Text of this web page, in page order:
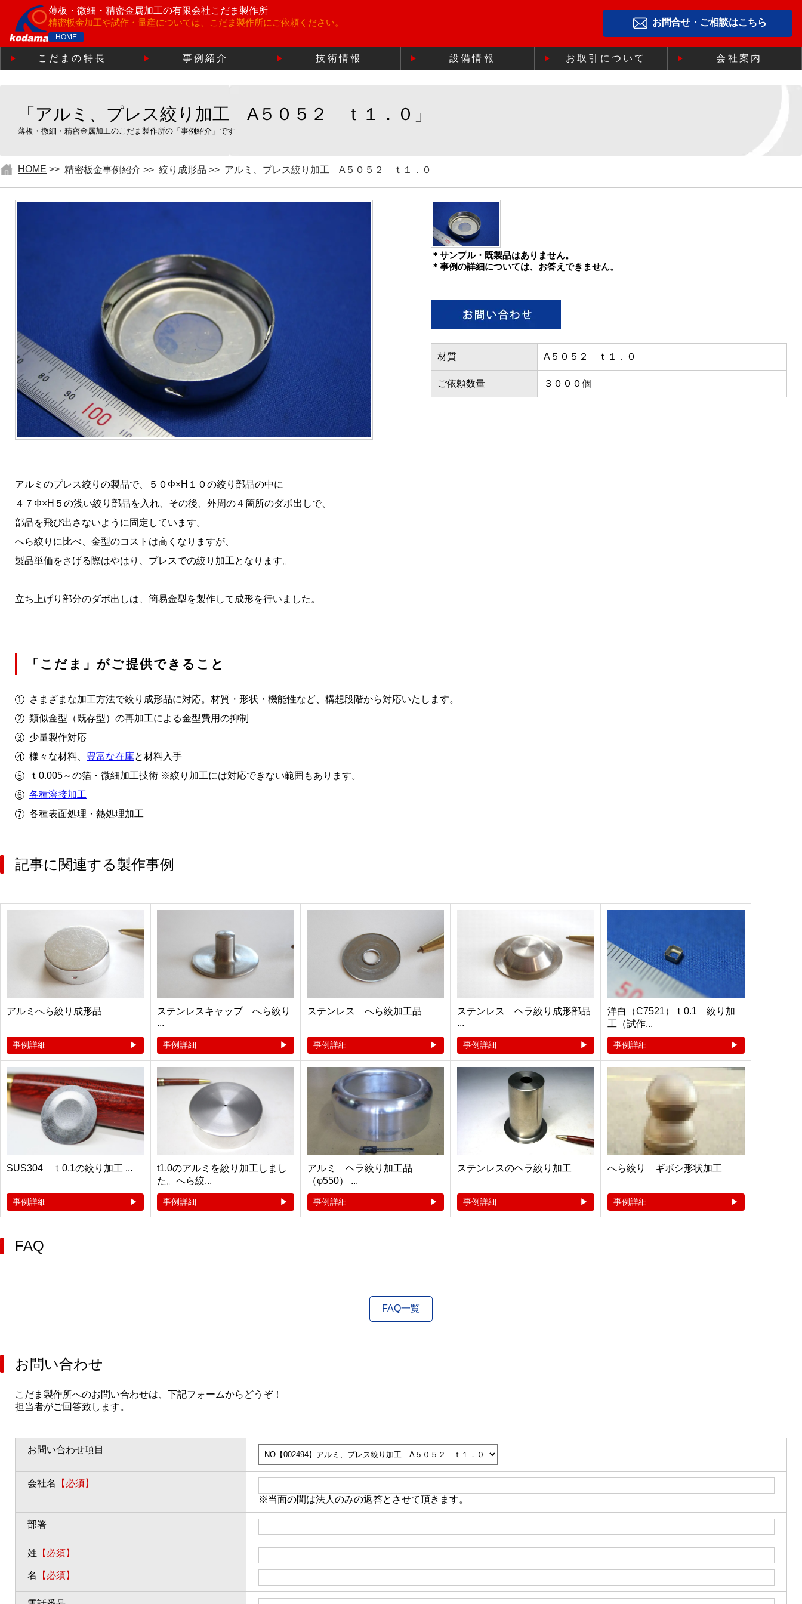
薄板・微細・精密金属加工の有限会社こだま製作所
精密板金加工や試作・量産については、こだま製作所にご依頼ください。
HOME
お問合せ・ご相談はこちら
こだまの特長 事例紹介 技術情報 設備情報 お取引について 会社案内
「アルミ、プレス絞り加工 A５０５２ ｔ１．０」
薄板・微細・精密金属加工のこだま製作所の「事例紹介」です
HOME >> 精密板金事例紹介 >> 絞り成形品 >> アルミ、プレス絞り加工 A５０５２ ｔ１．０
＊サンプル・既製品はありません。
＊事例の詳細については、お答えできません。
材質 A５０５２ ｔ１．０
ご依頼数量 ３０００個
アルミのプレス絞りの製品で、５０Φ×H１０の絞り部品の中に
４７Φ×H５の浅い絞り部品を入れ、その後、外周の４箇所のダボ出しで、
部品を飛び出さないように固定しています。
へら絞りに比べ、金型のコストは高くなりますが、
製品単価をさげる際はやはり、プレスでの絞り加工となります。
立ち上げり部分のダボ出しは、簡易金型を製作して成形を行いました。
「こだま」がご提供できること
さまざまな加工方法で絞り成形品に対応。材質・形状・機能性など、構想段階から対応いたします。
類似金型（既存型）の再加工による金型費用の抑制
少量製作対応
様々な材料、 豊富な在庫と材料入手
ｔ0.005～の箔・微細加工技術 ※絞り加工には対応できない範囲もあります。
各種溶接加工
各種表面処理・熱処理加工
記事に関連する製作事例
アルミへら絞り成形品
事例詳細
ステンレスキャップ へら絞り
...
事例詳細
ステンレス へら絞加工品
事例詳細
ステンレス ヘラ絞り成形部品
...
事例詳細
洋白（C7521）ｔ0.1 絞り加
工（試作...
事例詳細
SUS304 ｔ0.1の絞り加工 ...
事例詳細
t1.0のアルミを絞り加工しまし
た。へら絞...
事例詳細
アルミ ヘラ絞り加工品
（φ550） ...
事例詳細
ステンレスのヘラ絞り加工
事例詳細
へら絞り ギボシ形状加工
事例詳細
FAQ
FAQ一覧
お問い合わせ
こだま製作所へのお問い合わせは、下記フォームからどうぞ！
担当者がご回答致します。
お問い合わせ項目
会社名
【必須】
※当面の間は法人のみの返答とさせて頂きます。
部署
姓 【必須】
名 【必須】